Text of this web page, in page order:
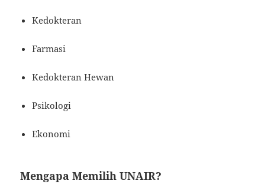
Kedokteran
Farmasi
Kedokteran Hewan
Psikologi
Ekonomi
Mengapa Memilih UNAIR?